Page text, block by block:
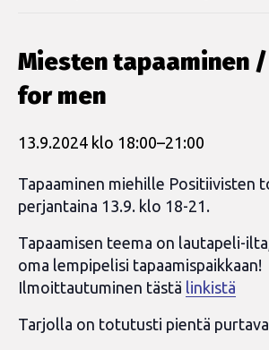
Miesten tapaaminen
for men
13.9.2024 klo 18:00–21:00
Tapaaminen miehille Positiivisten
perjantaina 13.9. klo 18-21.
Tapaamisen teema on lautapeli-
oma lempipelisi tapaamispaikkaan!
Ilmoittautuminen tästä linkistä
Tarjolla on totutusti pientä